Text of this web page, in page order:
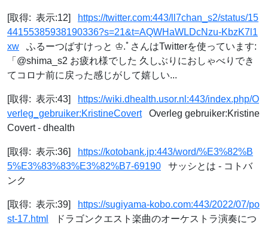
[取得: 表示:12]
https://twitter.com:443/ll7chan_s2/status/15
44155385938190336?s=21&t=AQWHaWLDcNzu-KbzK7l1
xw ふるーつばすけっと ♔.ﾟさんはTwitterを使っています:
「@shima_s2 お疲れ様でした 久しぶりにおしゃべりでき
てコロナ前に戻った感じがして嬉しい...
[取得: 表示:43]
https://wiki.dhealth.usor.nl:443/index.php/O
verleg_gebruiker:KristineCovertOverleg gebruiker:Kristine
Covert - dhealth
[取得: 表示:36]
https://kotobank.jp:443/word/%E3%82%B
5%E3%83%83%E3%82%B7-69190 サッシとは - コトバ
ンク
[取得: 表示:39]
https://sugiyama-kobo.com:443/2022/07/po
st-17.html
ドラゴンクエスト楽曲のオーケストラ演奏につ